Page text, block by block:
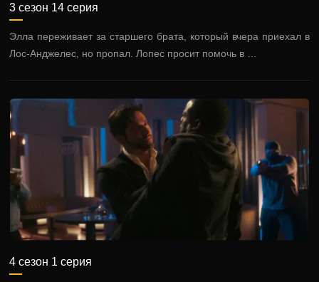
3 сезон 14 серия
Элла переживает за старшего брата, который вчера приехал в
Лос-Анджелес, но пропал. Лопес просит помочь в …
4 сезон 1 серия